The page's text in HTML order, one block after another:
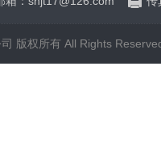
版权所有 All Rights